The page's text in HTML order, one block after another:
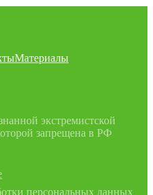
Материалы
экстремистской
запрещена в РФ
персональных данных